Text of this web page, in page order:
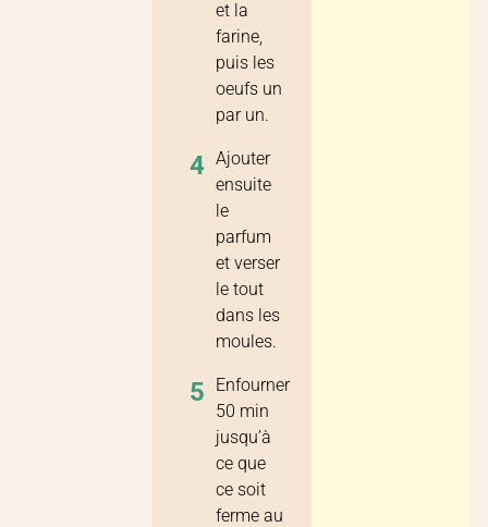
et la
farine,
puis les
oeufs un
par un.
4 Ajouter
ensuite
le
parfum
et verser
le tout
dans les
moules.
5
Enfourner
50 min
jusqu’à
ce que
ce soit
ferme au